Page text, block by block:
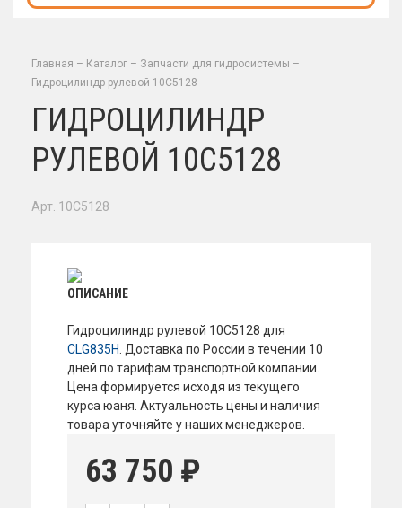
Главная – Каталог – Запчасти для гидросистемы –
Гидроцилиндр рулевой 10C5128
ГИДРОЦИЛИНДР
РУЛЕВОЙ 10C5128
Арт. 10C5128
ОПИСАНИЕ
Гидроцилиндр рулевой 10C5128 для
CLG835H . Доставка по России в течении 10
дней по тарифам транспортной компании.
Цена формируется исходя из текущего
курса юаня. Актуальность цены и наличия
товара уточняйте у наших менеджеров.
63 750 ₽